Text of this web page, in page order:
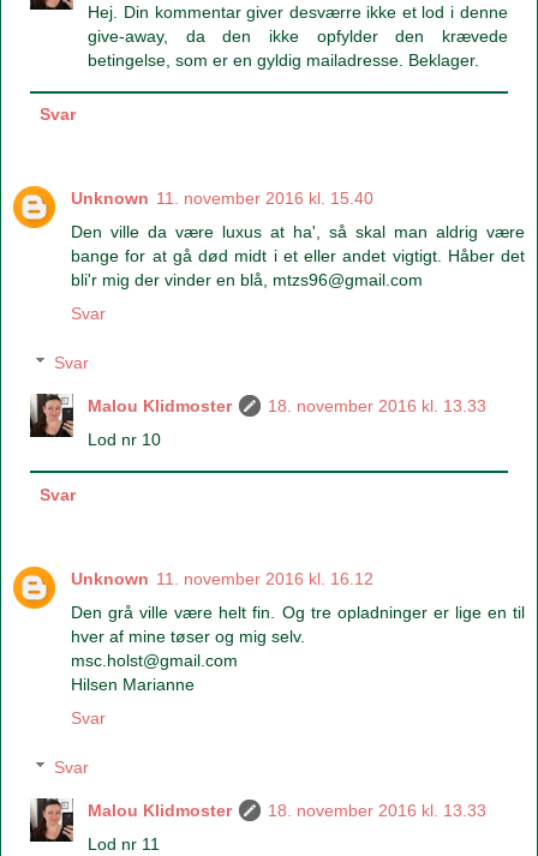
Hej. Din kommentar giver desværre ikke et lod i denne
give-away, da den ikke opfylder den krævede
betingelse, som er en gyldig mailadresse. Beklager.
Svar
Unknown 11. november 2016 kl. 15.40
Den ville da være luxus at ha', så skal man aldrig være
bange for at gå død midt i et eller andet vigtigt. Håber det
bli'r mig der vinder en blå, mtzs96@gmail.com
Svar
Svar
Malou Klidmoster
18. november 2016 kl. 13.33
Lod nr 10
Svar
Unknown 11. november 2016 kl. 16.12
Den grå ville være helt fin. Og tre opladninger er lige en til
hver af mine tøser og mig selv.
msc.holst@gmail.com
Hilsen Marianne
Svar
Svar
Malou Klidmoster
18. november 2016 kl. 13.33
Lod nr 11